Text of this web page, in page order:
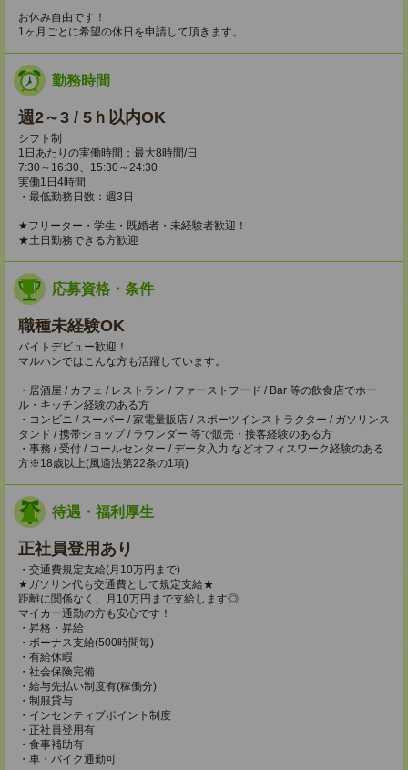
お休み自由です！
1ヶ月ごとに希望の休日を申請して頂きます。
勤務時間
週2～3 / 5ｈ以内OK
シフト制
1日あたりの実働時間：最大8時間/日
7:30～16:30、15:30～24:30
実働1日4時間
・最低勤務日数：週3日
★フリーター・学生・既婚者・未経験者歓迎！
★土日勤務できる方歓迎
応募資格・条件
職種未経験OK
バイトデビュー歓迎！
マルハンではこんな方も活躍しています。
・居酒屋 / カフェ / レストラン / ファーストフード / Bar 等の飲食店でホー
ル・キッチン経験のある方
・コンビニ / スーパー / 家電量販店 / スポーツインストラクター / ガソリンス
タンド / 携帯ショップ / ラウンダー 等で販売・接客経験のある方
・事務 / 受付 / コールセンター / データ入力 などオフィスワーク経験のある
方※18歳以上(風適法第22条の1項)
待遇・福利厚生
正社員登用あり
・交通費規定支給(月10万円まで)
★ガソリン代も交通費として規定支給★
距離に関係なく、月10万円まで支給します◎
マイカー通勤の方も安心です！
・昇格・昇給
・ボーナス支給(500時間毎)
・有給休暇
・社会保険完備
・給与先払い制度有(稼働分)
・制服貸与
・インセンティブポイント制度
・正社員登用有
・食事補助有
・車・バイク通勤可